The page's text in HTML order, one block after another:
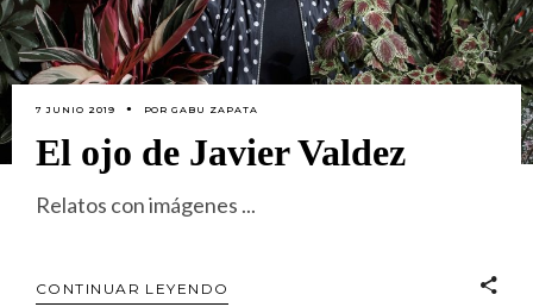
7 JUNIO 2019 PORGABU ZAPATA
El ojo de Javier Valdez
Relatos con imágenes
CONTINUAR LEYENDO